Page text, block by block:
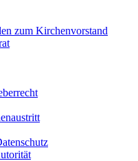
zum Kirchenvorstand